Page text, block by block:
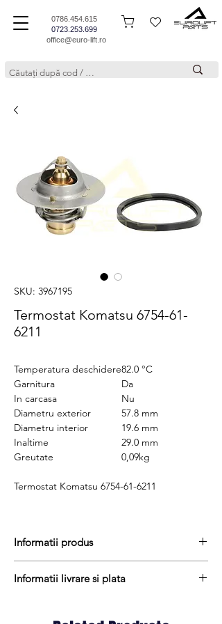
0786.454.615
0723.253.699
office@euro-lift.ro
SKU: 3967195
Termostat Komatsu 6754-61-
6211
Temperatura deschidere82.0 °C
Garnitura
Da
In carcasa
Nu
Diametru exterior
57.8 mm
Diametru interior
19.6 mm
Inaltime
29.0 mm
Greutate
0,09kg
Termostat Komatsu 6754-61-6211
Informatii produs
livrare
Informatii livrare si plata
expediate in termen de 1 - 2 zile lucratoare